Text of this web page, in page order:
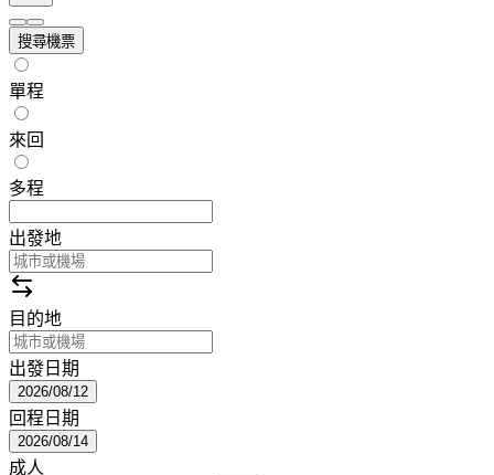
搜尋機票
單程
來回
多程
出發地
目的地
出發日期
2026/08/12
回程日期
2026/08/14
成人